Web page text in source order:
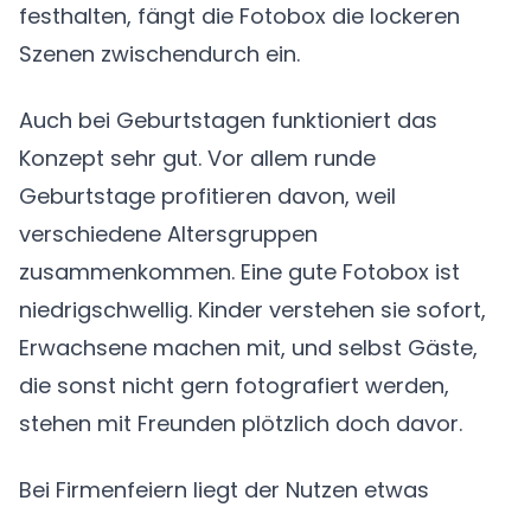
festhalten, fängt die Fotobox die lockeren
Szenen zwischendurch ein.
Auch bei Geburtstagen funktioniert das
Konzept sehr gut. Vor allem runde
Geburtstage profitieren davon, weil
verschiedene Altersgruppen
zusammenkommen. Eine gute Fotobox ist
niedrigschwellig. Kinder verstehen sie sofort,
Erwachsene machen mit, und selbst Gäste,
die sonst nicht gern fotografiert werden,
stehen mit Freunden plötzlich doch davor.
Bei Firmenfeiern liegt der Nutzen etwas